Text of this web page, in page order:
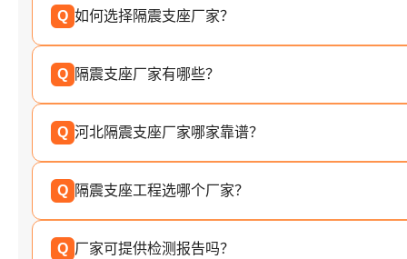
Q 如何选择隔震支座厂家？
Q 隔震支座厂家有哪些？
Q 河北隔震支座厂家哪家靠谱？
Q 隔震支座工程选哪个厂家？
Q 厂家可提供检测报告吗？